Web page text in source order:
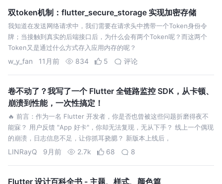
双token机制：flutter_secure_storage 实现加密存储
我知道在发送网络请求中，我们需要在请求头中携带一个Token身份令
牌；当接触到真实的后端接口后，为什么会有两个Token呢？而这两个
Token又是通过什么方式存入应用内存的呢？
w_y_fan 11月前 834 5 评论
卷不动了？我写了一个 Flutter 全链路监控 SDK，从卡顿、
崩溃到性能，一次性搞定！
🔥 前言：作为一名 Flutter 开发者，你是否也曾被这些问题折磨得夜不
能寐？ 用户反馈 "App 好卡"，你却无法复现，无从下手？ 线上一个偶现
的崩溃，日志信息不足，让你抓耳挠腮？ 新版本上线后，
LINRayQ 9月前 2.7k 68 8
Flutter 设计百科全书 - 主题、样式、颜色篇